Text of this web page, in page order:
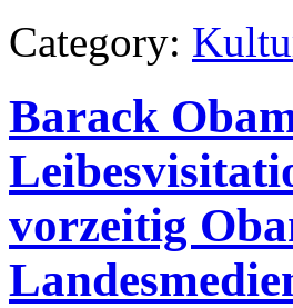
Category:
Barack
vorzeitig